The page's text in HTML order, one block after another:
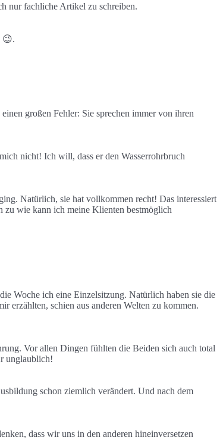
nur fachliche Artikel zu schreiben.
😉.
großen Fehler: Sie sprechen immer von ihren
nicht! Ich will, dass er den Wasserrohrbruch
Natürlich, sie hat vollkommen recht! Das interessiert
zu wie kann ich meine Klienten bestmöglich
Woche ich eine Einzelsitzung. Natürlich haben sie die
erzählten, schien aus anderen Welten zu kommen.
Vor allen Dingen fühlten die Beiden sich auch total
unglaublich!
schon ziemlich verändert. Und nach dem
dass wir uns in den anderen hineinversetzen